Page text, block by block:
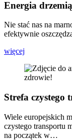
Energia
Nie stać nas na
efektywnie
więcej
Strefa czystego
Wiele europejskich
czystego transportu
na początek w…